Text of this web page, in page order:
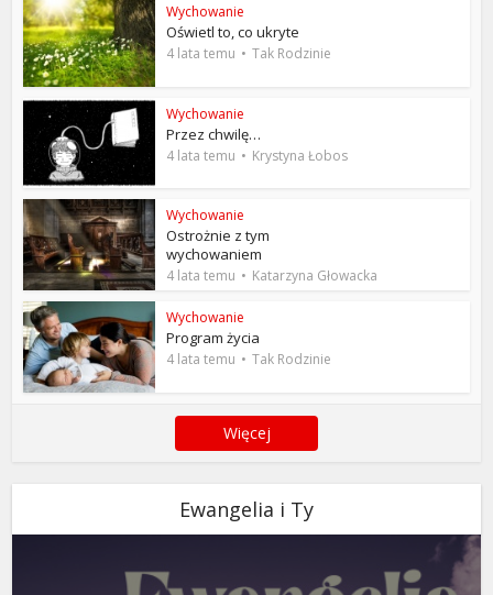
Wychowanie
Oświetl to, co ukryte
4 lata temu Tak Rodzinie
Wychowanie
Przez chwilę…
4 lata temu Krystyna Łobos
Wychowanie
Ostrożnie z tym
wychowaniem
4 lata temu Katarzyna Głowacka
Wychowanie
Program życia
4 lata temu Tak Rodzinie
Więcej
Ewangelia i Ty